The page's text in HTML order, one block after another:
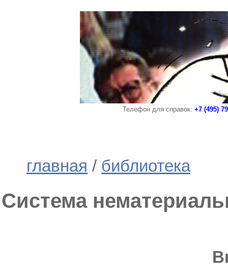
Телефон для справок: +7 (495)
главная / библиотека
Система